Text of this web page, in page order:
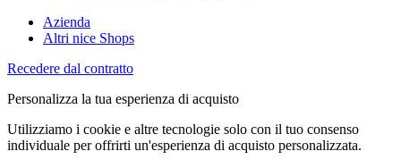
Azienda
Altri nice Shops
Recedere dal contratto
Personalizza la tua esperienza di acquisto
Utilizziamo i cookie e altre tecnologie solo con il tuo consenso
individuale per offrirti un'esperienza di acquisto personalizzata.